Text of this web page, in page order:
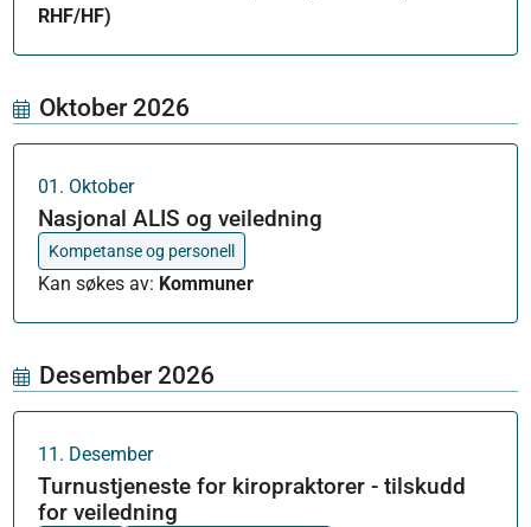
RHF/HF)
Oktober 2026
01 . Oktober
Nasjonal ALIS og veiledning
Kompetanse og personell
Kan søkes av: Kommuner
Desember 2026
11 . Desember
Turnustjeneste for kiropraktorer - tilskudd
for veiledning